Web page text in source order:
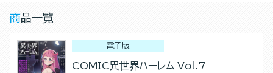
商品一覧
電子版
COMIC異世界ハーレム Vol.7